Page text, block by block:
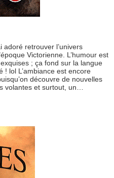
adoré retrouver l’univers
Victorienne. L’humour est
; ça fond sur la langue
! lol L’ambiance est encore
découvre de nouvelles
volantes et surtout, un…